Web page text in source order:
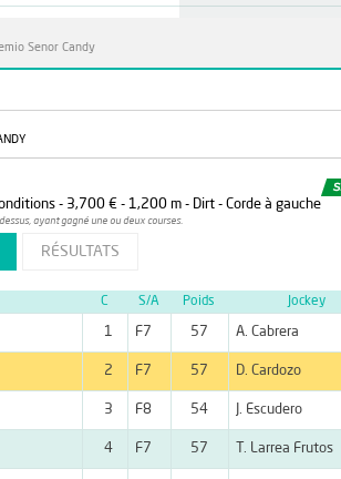
Senor Candy
- 3,700 € - 1,200 m - Dirt - Corde à gauche
ayant gagné une ou deux courses.
RÉSULTATS
C S/A Poids Jockey
1 F7 57 A. Cabrera
2 F7 57 D. Cardozo
3 F8 54 J. Escudero
4 F7 57 T. Larrea Frutos